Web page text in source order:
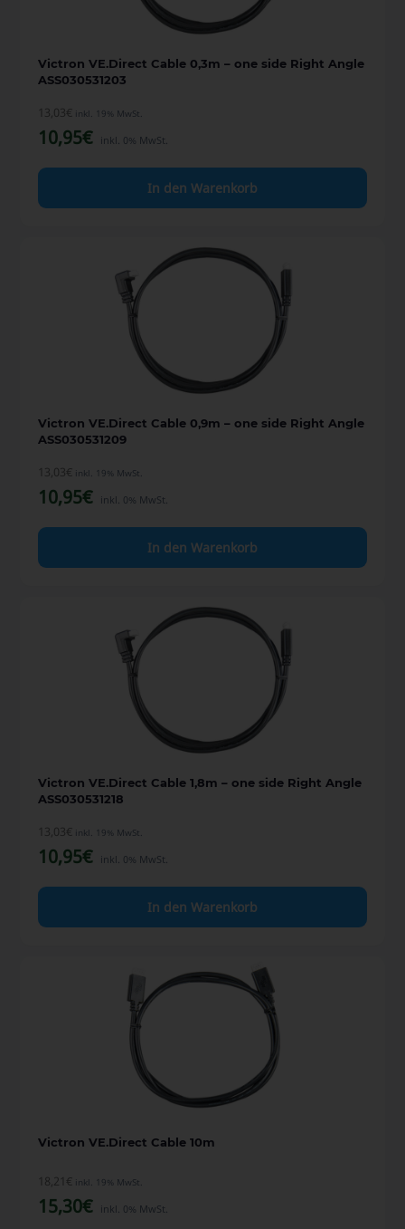
Victron VE.Direct Cable 0,3m – one side Right Angle
ASS030531203
13,03€ inkl. 19% MwSt.
10,95€ inkl. 0% MwSt.
In den Warenkorb
Victron VE.Direct Cable 0,9m – one side Right Angle
ASS030531209
13,03€ inkl. 19% MwSt.
10,95€ inkl. 0% MwSt.
In den Warenkorb
Victron VE.Direct Cable 1,8m – one side Right Angle
ASS030531218
13,03€ inkl. 19% MwSt.
10,95€ inkl. 0% MwSt.
In den Warenkorb
Victron VE.Direct Cable 10m
18,21 € inkl. 19% MwSt.
15,30€ inkl. 0% MwSt.